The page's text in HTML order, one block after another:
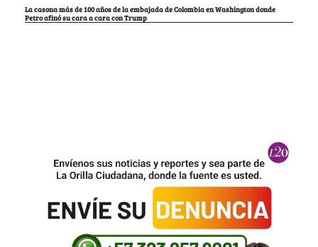
La casona más de 100 años de la embajada de Colombia en Washington donde
Petro afinó su cara a cara con Trump